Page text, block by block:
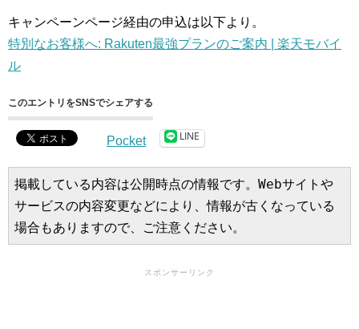
キャンペーンページ経由の申込は以下より。
特別なお客様へ: Rakuten最強プランのご案内 | 楽天モバイ
ル
このエントリをSNSでシェアする
Pocket LINE
掲載している内容は公開時点の情報です。Webサイトや
サービスの内容変更などにより、情報が古くなっている
場合もありますので、ご注意ください。
スポンサーリンク